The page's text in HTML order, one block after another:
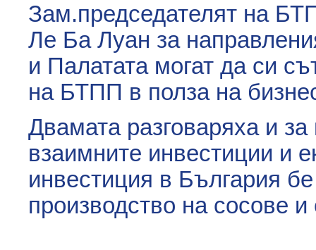
Зам.председателят на
Ле Ба Луан за
и Палатата могат да си
на БТПП в полза на
Двамата разговаряха и
взаимните инвестиции и
инвестиция в България
производство на сосове и